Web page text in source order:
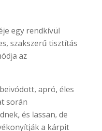
egy rendkívül
szakszerű tisztítás
az
apró, éles
során
és lassan, de
a kárpit